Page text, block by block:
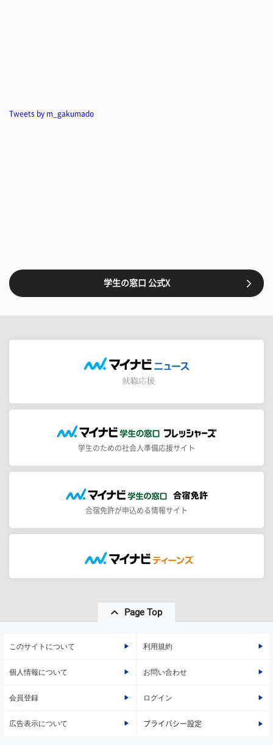
Tweets by m_gakumado
学生の窓口 公式X
学生のための社会人準備応援サイト
合宿免許が申込める情報サイト
Page Top
このサイトについて 利用規約
個人情報について お問い合わせ
会員登録 ログイン
広告表示について プライバシー設定